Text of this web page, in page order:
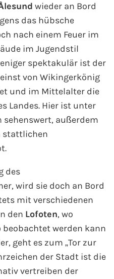
wieder an Bord
das hübsche
nach einem Feuer im
im Jugendstil
spektakulär ist der
von Wikingerkönig
und im Mittelalter die
Landes. Hier ist unter
außerdem
stattlichen
des
wird sie doch an Bord
mit verschiedenen
den Lofoten, wo
werden kann
geht es zum „Tor zur
der Stadt ist die
vertreiben der